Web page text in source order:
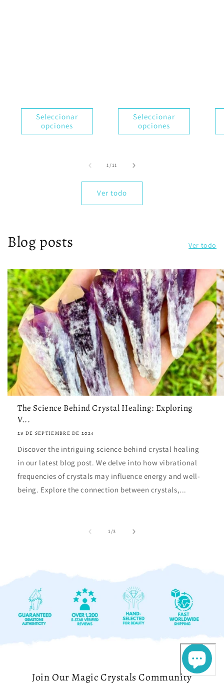
Seleccionar
opciones
Seleccionar
opciones
1/de
11
Ver todo
Blog posts Ver todo
The Science Behind Crystal Healing: Exploring
V...
28 DE SEPTIEMBRE DE 2024
Discover the intriguing science behind crystal healing
in our latest blog post. We delve into how vibrational
frequencies of crystals may influence energy and well-
being. Explore the connection between crystals,...
1/de
3
Join Our Magic Crystals Community